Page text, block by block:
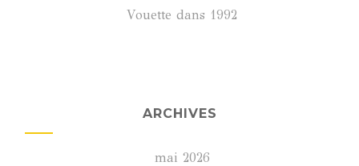
Vouette dans 1992
ARCHIVES
mai 2026